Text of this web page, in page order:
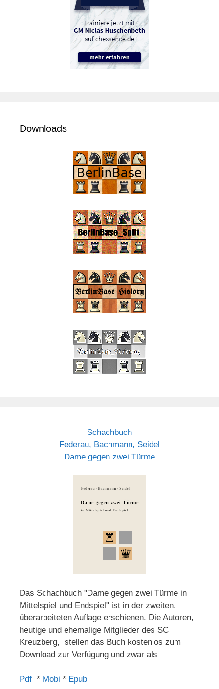
Downloads
Schachbuch
Federau, Bachmann, Seidel
Dame gegen zwei Türme
Das Schachbuch "Dame gegen zwei Türme in
Mittelspiel und Endspiel" ist in der zweiten,
überarbeiteten Auflage erschienen. Die Autoren,
heutige und ehemalige Mitglieder des SC
Kreuzberg, stellen das Buch kostenlos zum
Download zur Verfügung und zwar als
Pdf * Mobi * Epub